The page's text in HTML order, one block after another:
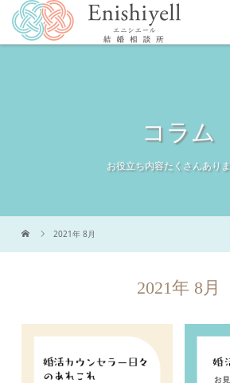
コラム
お役立ち内容たくさんあり
2021年 8月
2021年 8月